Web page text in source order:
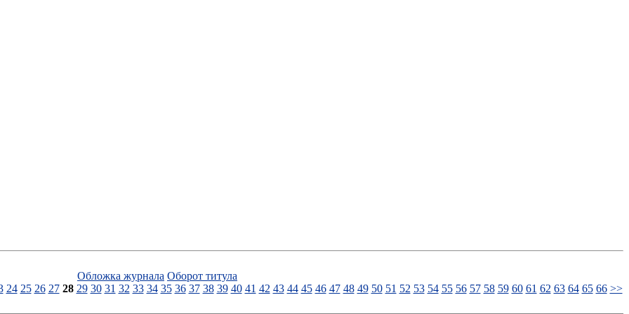
Обложка журнала Оборот титула
24 25 26 27 28 29 30 31 32 33 34 35 36 37 38 39 40 41 42 43 44 45 46 47 48 49 50 51 52 53 54 55 56 57 58 59 60 61 62 63 64 65 66 >>